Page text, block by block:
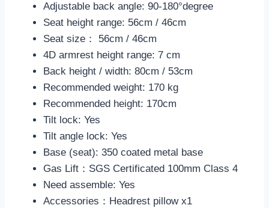
Adjustable back angle: 90-180°degree
Seat height range: 56cm / 46cm
Seat size： 56cm / 46cm
4D armrest height range: 7 cm
Back height / width: 80cm / 53cm
Recommended weight: 170 kg
Recommended height: 170cm
Tilt lock: Yes
Tilt angle lock: Yes
Base (seat): 350 coated metal base
Gas Lift：SGS Certificated 100mm Class 4
Need assemble: Yes
Accessories：Headrest pillow x1